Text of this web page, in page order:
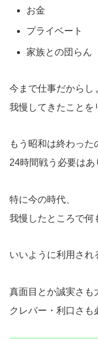
お金
プライベート
家族との団らん
今まで仕事だからし
我慢してきたことを
もう昭和は終わった
24時間戦う必要はあ
特に今の時代、
我慢したところで何
いいように利用され
真面目とか誠実さも
クレバー・利口さも